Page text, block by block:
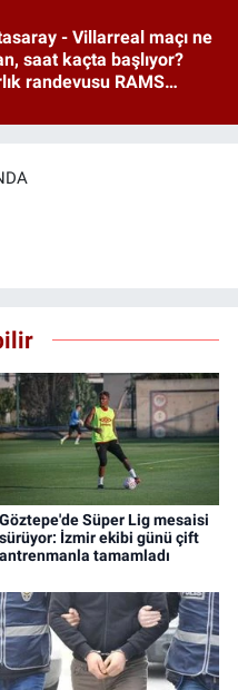
- Villarreal maçı ne
saat kaçta başlıyor?
randevusu RAMS
Göztepe'de Süper Lig mesaisi
sürüyor: İzmir ekibi günü çift
antrenmanla tamamladı